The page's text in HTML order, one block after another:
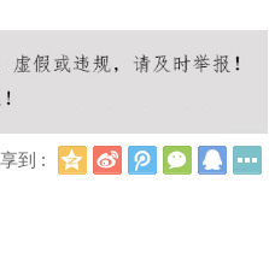
到 :
Q
新
浪
腾
讯
微
信
Q